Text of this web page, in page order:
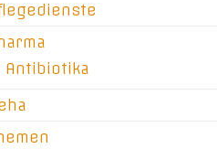
Antibiotika